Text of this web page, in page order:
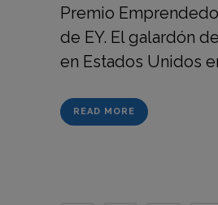
Premio
de EY. El galardón
en Estados Unidos
READ MORE